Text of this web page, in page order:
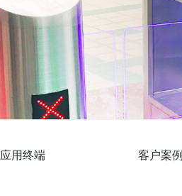
应用终端 客户案例